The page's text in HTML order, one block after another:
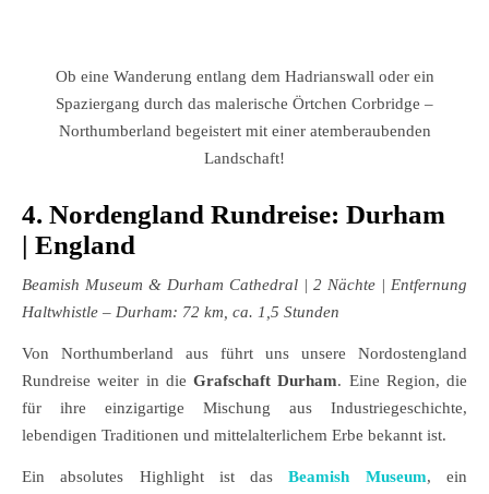
Ob eine Wanderung entlang dem Hadrianswall oder ein
Spaziergang durch das malerische Örtchen Corbridge –
Northumberland begeistert mit einer atemberaubenden
Landschaft!
4. Nordengland Rundreise: Durham
| England
Beamish Museum & Durham Cathedral | 2 Nächte | Entfernung
Haltwhistle – Durham: 72 km, ca. 1,5 Stunden
Von Northumberland aus führt uns unsere Nordostengland
Rundreise weiter in die Grafschaft Durham. Eine Region, die
für ihre einzigartige Mischung aus Industriegeschichte,
lebendigen Traditionen und mittelalterlichem Erbe bekannt ist.
Ein absolutes Highlight ist dasBeamish Museum, ein